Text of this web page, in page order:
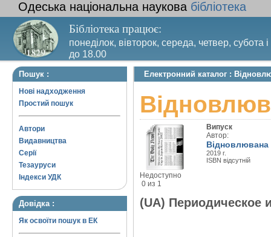
Одеська національна наукова бібліотека
Бібліотека працює:
понеділок, вівторок, середа, четвер, субота
до 18.00
Вихідний день – п’ятниця. Останній четвер
Пошук :
Нові надходження
Простий пошук
Автори
Видавництва
Серії
Тезауруси
Індекси УДК
Довідка :
Як освоїти пошук в ЕК
Електронний каталог :
Недоступно
0 из 1
Випуск
Автор:
Відновлювана
2019 г.
ISBN відсутній
(UA) Периодическое